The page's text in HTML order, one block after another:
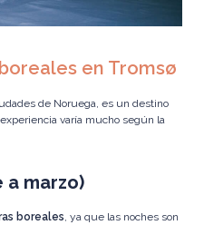
en Tromsø
de Noruega, es un destino
varía mucho según la
a marzo)
boreales, ya que las noches son